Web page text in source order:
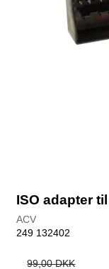
ISO adapter
ACV
249 132402
99,00 DKK